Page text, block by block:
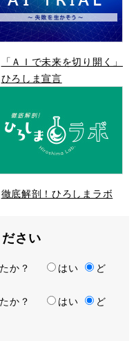
「ＡＩで未来を切り開く」
ひろしま宣言
徹底解剖！ひろしまラボ
さい
たか？ はい
ど
たか？ はい
ど